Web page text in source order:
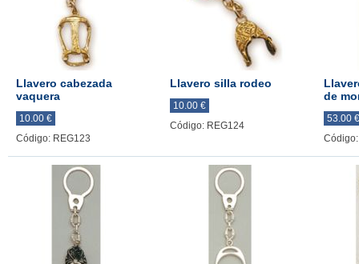
Llavero cabezada
vaquera
10.00 €
Código: REG123
Llavero silla rodeo
10.00 €
Código: REG124
de
53.00 €